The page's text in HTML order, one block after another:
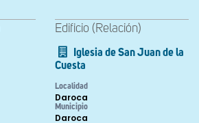
Edificio (Relación)
Iglesia de San Juan de la
Cuesta
Localidad
Daroca
Municipio
Daroca